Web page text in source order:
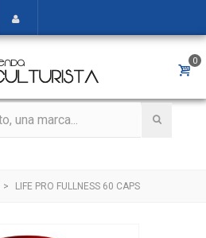
0
> LIFE PRO FULLNESS 60 CAPS